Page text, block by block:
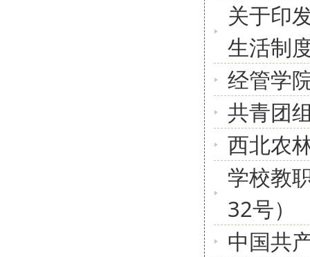
关于印
生活制
经管学
共青团
西北农
学校教
32号）
中国共